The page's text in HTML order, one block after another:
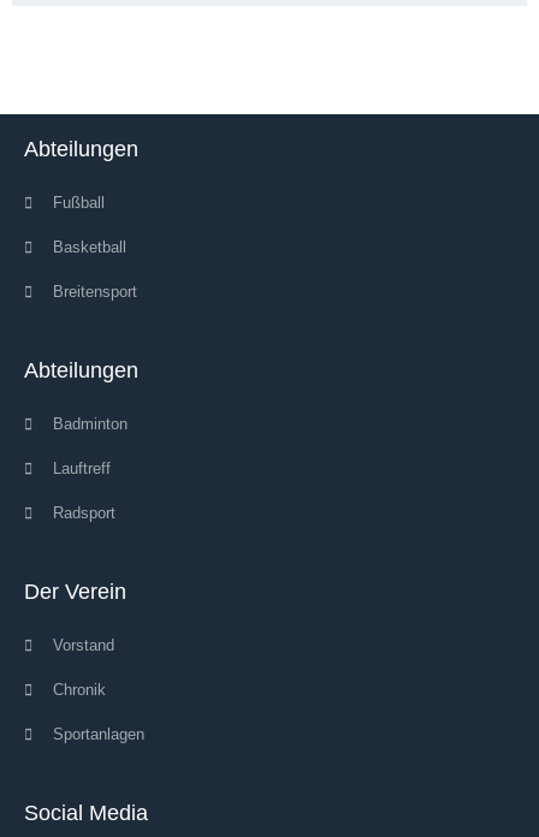
Abteilungen
Fußball
Basketball
Breitensport
Abteilungen
Badminton
Lauftreff
Radsport
Der Verein
Vorstand
Chronik
Sportanlagen
Social Media